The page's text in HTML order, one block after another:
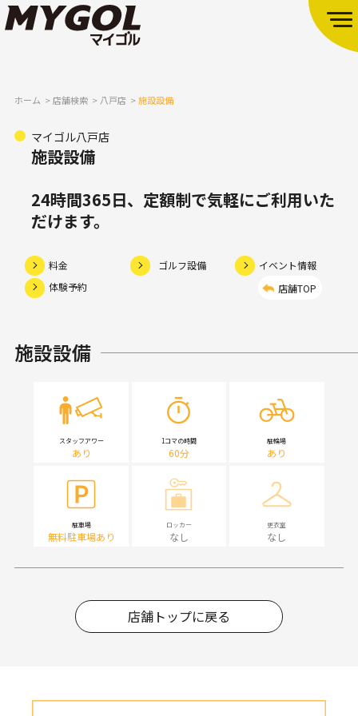
ホーム 店舗検索 八戸店 施設設備
マイゴル八戸店
施設設備
24時間365日、定額制で気軽にご利用いた
だけます。
料金 ゴルフ設備
イベント情報
体験予約
店舗TOP
施設設備
スタッフアワー
あり
1コマの時間
60分
駐輪場
あり
駐車場
無料駐車場あり
ロッカー
なし
更衣室
なし
店舗トップに戻る